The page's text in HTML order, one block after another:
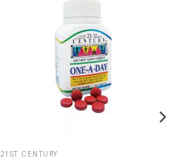
21ST CENTURY